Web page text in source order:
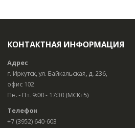
КОНТАКТНАЯ ИНФОРМАЦИЯ
Адрес
г. Иркутск, ул. Байкальская, д. 236,
офис 102
Пн. - Пт. 9:00 - 17:30 (МСК+5)
Телефон
+7 (3952) 640-603